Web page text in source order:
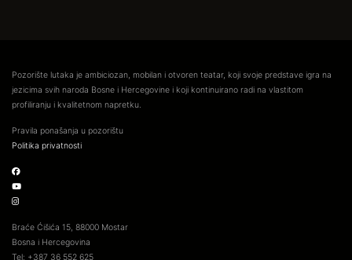
Pozorište lutaka je ambiciozan, mobilan i otvoren teatar, koji svoje predstave igra na
jezicima svih naroda Bosne i Hercegovine i koji kontinuirano radi na vlastitom
profiliranju i kvalitetnom napretku.
Pravila ponašanja u pozorištu
Politika privatnosti
Braće Ćišića 15, 88000 Mostar
Bosna i Hercegovina
Tel: +387 36 552 625